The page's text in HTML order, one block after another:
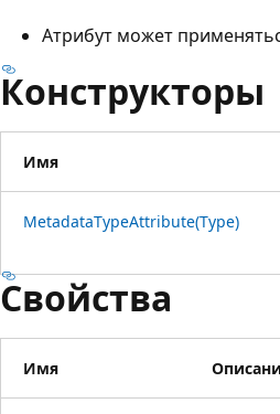
Атрибут может
Конструкторы
Имя
MetadataTypeAttribute(Type)
Свойства
Имя